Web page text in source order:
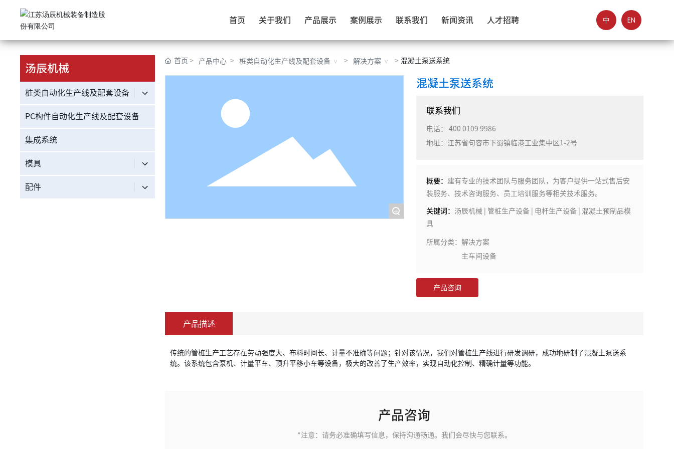
首页 关于我们 产品展示 案例展示 联系我们 新闻资讯 人才招聘 中 EN
汤辰机械
桩类自动化生产线及配套设备
PC构件自动化生产线及配套设备
集成系统
模具
配件
首页 产品中心 桩类自动化生产线及配套设备 解决方案 混凝土泵送系统
+
混凝土泵送系统
联系我们
电话：400 0109 9986
地址：江苏省句容市下蜀镇临港工业集中区1-2号
概要： 建有专业的技术团队与服务团队，为客户提供一站式售后安
装服务、技术咨询服务、员工培训服务等相关技术服务。
关键词： 汤辰机械 | 管桩生产设备 | 电杆生产设备 | 混凝土预制品模
具
所属分类：解决方案
主车间设备
产品咨询
产品描述
传统的管桩生产工艺存在劳动强度大、布料时间长、计量不准确等问题；针对该情况，我们对管桩生产线进行研发调研，成功地研制了混凝土泵送系
统。该系统包含泵机、计量平车、顶升平移小车等设备，极大的改善了生产效率，实现自动化控制、精确计量等功能。
产品咨询
*注意：请务必准确填写信息，保持沟通畅通。我们会尽快与您联系。